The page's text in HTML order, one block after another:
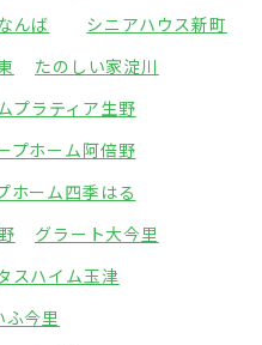
んば
シニアハウス新町
たのしい家淀川
プラティア生野
プホーム阿倍野
ホーム四季はる
グラート大今里
スハイム玉津
今里